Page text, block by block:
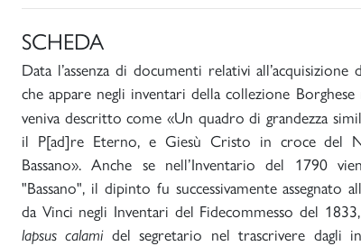
SCHEDA
Data l’assenza di documenti relativi all’acquisizione
che appare negli inventari della collezione
veniva descritto come «Un quadro di grandezza
il P[ad]re Eterno, e Giesù Cristo in croce del
Bassano». Anche se nell’Inventario del 1790
"Bassano", il dipinto fu successivamente assegnato
da Vinci negli Inventari del Fidecommesso del
lapsus calamidel segretario nel trascrivere dagli